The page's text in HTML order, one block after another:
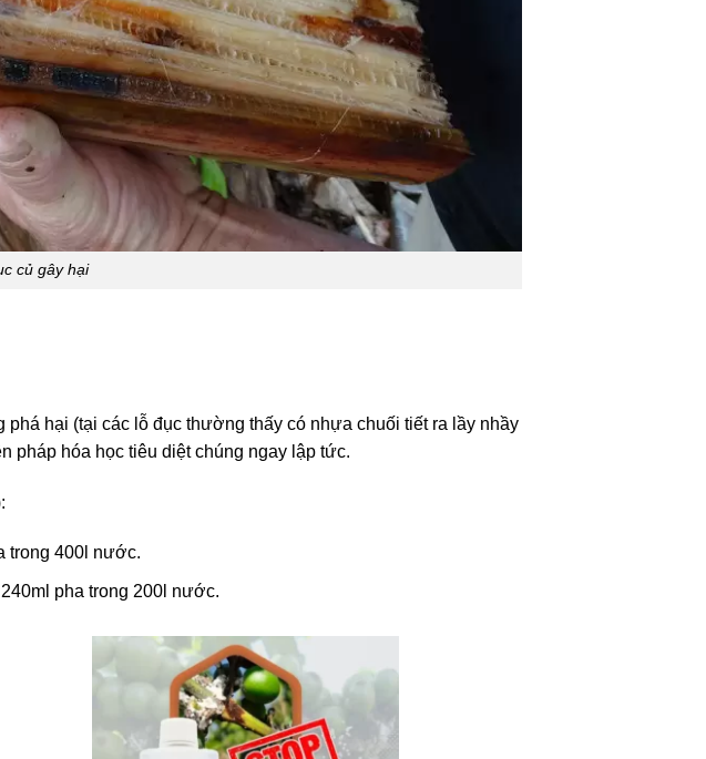
củ gây hại
hại (tại các lỗ đục thường thấy có nhựa chuối tiết ra lầy nhầy
pháp hóa học tiêu diệt chúng ngay lập tức.
trong 400l nước.
pha trong 200l nước.